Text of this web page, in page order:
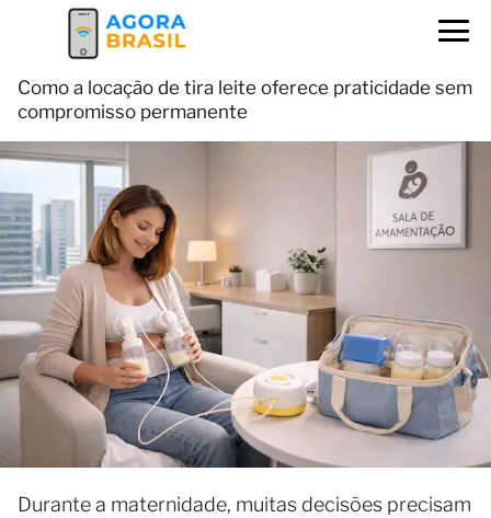
Como a locação de tira leite oferece praticidade sem
compromisso permanente
Durante a maternidade, muitas decisões precisam